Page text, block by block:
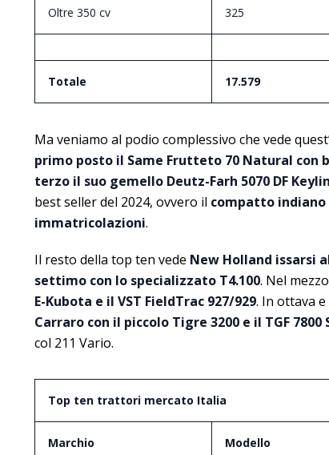
Oltre 350 cv 325
Totale 17.579
Ma veniamo al podio complessivo che vede
primo posto il Same Frutteto 70 Natural con
terzo il suo gemello Deutz-Farh 5070 DF
best seller del 2024, ovvero il compatto indiano
immatricolazioni.
Il resto della top ten vede New Holland issarsi
settimo con lo specializzato T4.100. Nel
E-Kubota e il VST FieldTrac 927/929. In ottava
Carraro con il piccolo Tigre 3200 e il TGF 7800
col 211 Vario.
Top ten trattori mercato Italia
Marchio Modello